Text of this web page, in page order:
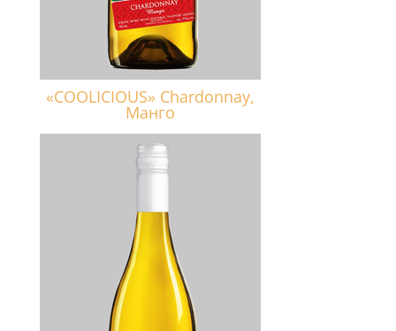
«COOLICIOUS» Chardonnay,
Манго